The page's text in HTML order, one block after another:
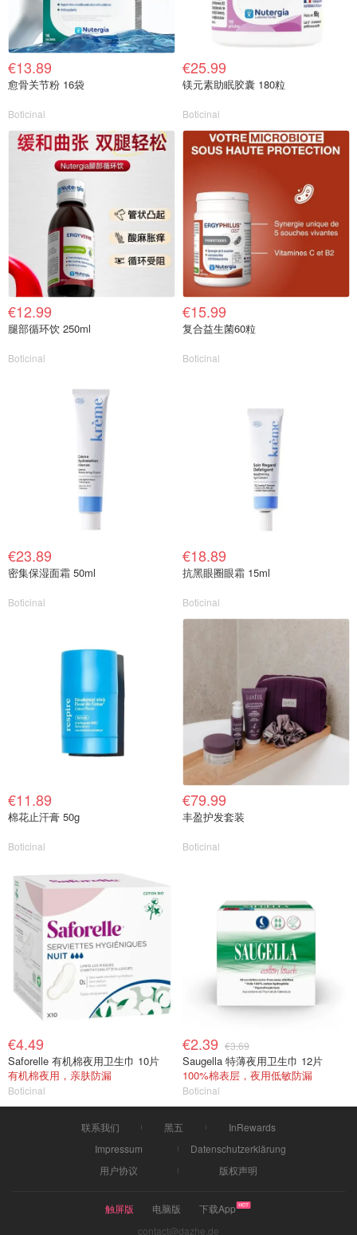
€13.89
愈骨关节粉 16袋
Boticinal
€25.99
镁元素助眠胶囊 180粒
Boticinal
€12.99
腿部循环饮 250ml
Boticinal
€15.99
复合益生菌60粒
Boticinal
€23.89
密集保湿面霜 50ml
Boticinal
€18.89
抗黑眼圈眼霜 15ml
Boticinal
€11.89
棉花止汗膏 50g
Boticinal
€79.99
丰盈护发套装
Boticinal
€4.49
Saforelle 有机棉夜用卫生巾 10片
有机棉夜用，亲肤防漏
Boticinal
€2.39 €3.69
Saugella 特薄夜用卫生巾 12片
100%棉表层，夜用低敏防漏
Boticinal
联系我们 黑五
InRewards
Impressum
Datenschutzerklärung
用户协议
版权声明
触屏版 电脑版
下载App
contact@dazhe.de